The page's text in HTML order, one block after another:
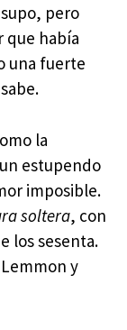
pero
que había
una fuerte
la
estupendo
imposible.
soltera, con
los sesenta.
y